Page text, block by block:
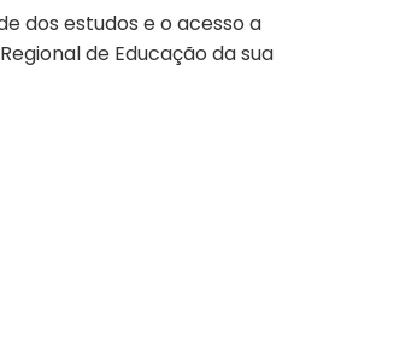
dos estudos e o acesso a
de Educação da sua